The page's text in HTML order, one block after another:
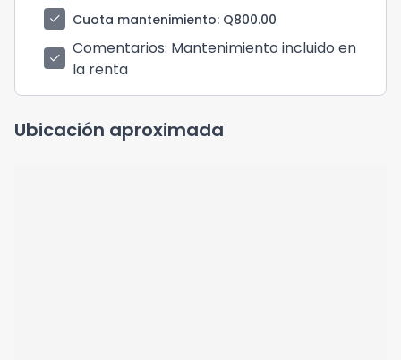
check
Cuota mantenimiento: Q800.00
check Comentarios: Mantenimiento incluido en
la renta
Ubicación aproximada